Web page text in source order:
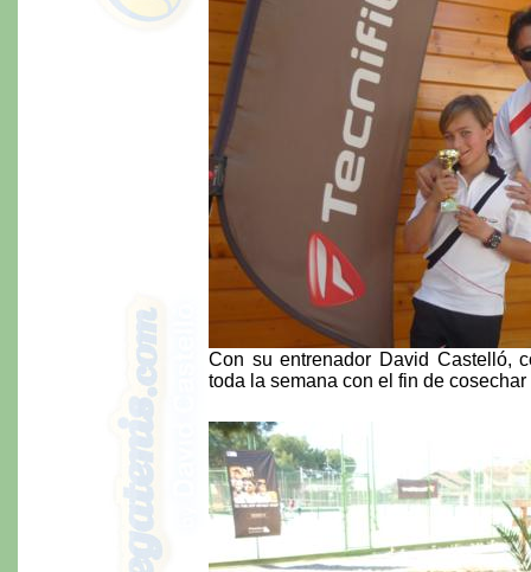
Con su entrenador David Castelló,
toda la semana con el fin de